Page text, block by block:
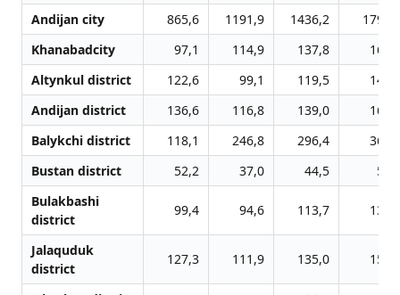
Andijan city
865,6 1191,9 1436,2
Khanabadcity
97,1 114,9 137,8
Altynkul district
122,6 99,1 119,5
Andijan district
136,6 116,8 139,0
Balykchi district
118,1 246,8 296,4
Bustan district
52,2 37,0 44,5
Bulakbashi
district
99,4 94,6 113,7
Jalаquduk
district
127,3 111,9 135,0